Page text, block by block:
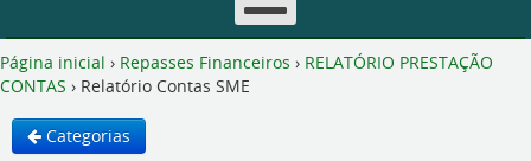
Página inicial › Repasses Financeiros › RELATÓRIO PRESTAÇÃO
CONTAS › Relatório Contas SME
Categorias
Fechar